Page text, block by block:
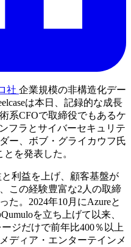
社 企業規模の非構造化デー
は本日、記録的な成長
系CFOで取締役でもあるケ
フラとサイバーセキュリテ
ー、ボブ・グライカウフ氏
を発表した。
利益を上げ、顧客基盤が
この経験豊富な2人の取締
た。2024年10月にAzureと
を立ち上げて以来、
ジだけで前年比400％以上
ディア・エンターテインメ